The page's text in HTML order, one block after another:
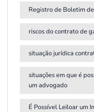
Registro de Boletim
riscos do contrato de
situação jurídica
situações em que é
um advogado
É Possível Leiloar um